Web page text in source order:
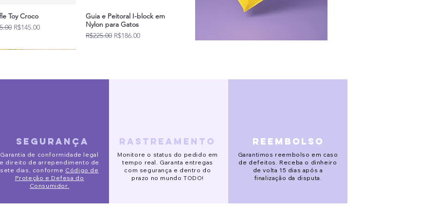
Toy Croco
Price
Sale Price
R$145.00
Guia e Peitoral I-block em
Nylon para Gatos
Regular Price
R$225.00 Sale Price
R$186.00
Eve
Price
Sale Price
R$132.00
Pijaminha Noite de Natal
Regular Price
R$141.00 Sale Price
R$113.00
de Segurança Pet
Price
Sale Price
R$153.00
Gorro Galgo
Price
R$123.00
Alta Slim
Price
R$120.00 R$90.00
Óculos de sol redondo
Regular Price
R$88.00 Sale Price
R$78.00
segurança
Garantia de conformidade legal
e direito de arrependimento de
sete dias, conforme Código de
Proteção e Defesa do
Consumidor.
rastreamento
Monitore o status do pedido em
tempo real. Garanta entregas
com segurança e dentro do
prazo no mundo TODO!
reembolso
Garantimos reembolso em caso
de defeitos. Receba o dinheiro
de volta 15 dias após a
finalização da disputa.